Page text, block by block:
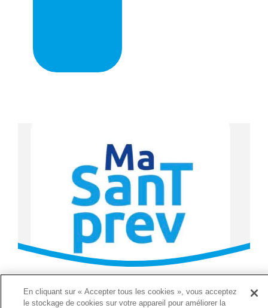
Actualité de la profession
En cliquant sur « Accepter tous les cookies », vous acceptez
le stockage de cookies sur votre appareil pour améliorer la